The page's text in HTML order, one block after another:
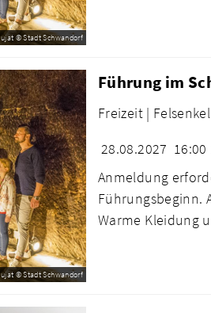
© Stadt Schwandorf
© Stadt Schwandorf
Führung im
Freizeit |
28.08.2027
Anmeldung
Führungsbeginn.
Warme Kleidung